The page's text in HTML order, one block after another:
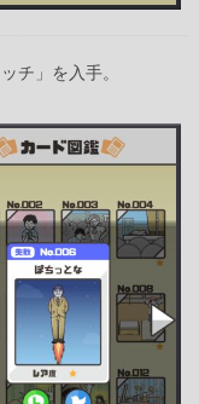
チ」を入手。